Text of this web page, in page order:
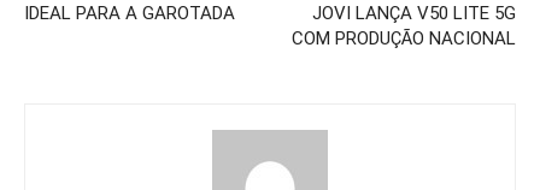
IDEAL PARA A GAROTADA
JOVI LANÇA V50 LITE 5G
COM PRODUÇÃO NACIONAL